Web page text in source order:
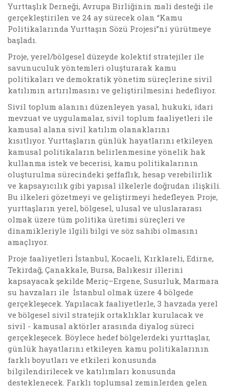
Yurttaşlık Derneği, Avrupa Birliğinin mali desteği ile
gerçekleştirilen ve 24 ay sürecek olan “Kamu
Politikalarında Yurttaşın Sözü Projesi”ni yürütmeye
başladı.
Proje, yerel/bölgesel düzeyde kolektif stratejiler ile
savunuculuk yöntemleri oluşturarak kamu
politikaları ve demokratik yönetim süreçlerine sivil
katılımın artırılmasını ve geliştirilmesini hedefliyor.
Sivil toplum alanını düzenleyen yasal, hukuki, idari
mevzuat ve uygulamalar, sivil toplum faaliyetleri ile
kamusal alana sivil katılım olanaklarını
kısıtlıyor. Yurttaşların günlük hayatlarını etkileyen
kamusal politikaların belirlenmesine yönelik hak
kullanma istek ve becerisi, kamu politikalarının
oluşturulma sürecindeki şeffaflık, hesap verebilirlik
ve kapsayıcılık gibi yapısal ilkelerle doğrudan ilişkili.
Bu ilkeleri gözetmeyi ve geliştirmeyi hedefleyen Proje,
yurttaşların yerel, bölgesel, ulusal ve uluslararası
olmak üzere tüm politika üretimi süreçleri ve
dinamikleriyle ilgili bilgi ve söz sahibi olmasını
amaçlıyor.
Proje faaliyetleri İstanbul, Kocaeli, Kırklareli, Edirne,
Tekirdağ, Çanakkale, Bursa, Balıkesir illerini
kapsayacak şekilde Meriç–Ergene, Susurluk, Marmara
su havzaları ile İstanbul olmak üzere 4 bölgede
gerçekleşecek. Yapılacak faaliyetlerle, 3 havzada yerel
ve bölgesel sivil stratejik ortaklıklar kurulacak ve
sivil - kamusal aktörler arasında diyalog süreci
gerçekleşecek. Böylece hedef bölgelerdeki yurttaşlar,
günlük hayatlarını etkileyen kamu politikalarının
farklı boyutları ve etkileri konusunda
bilgilendirilecek ve katılımları konusunda
desteklenecek. Farklı toplumsal zeminlerden gelen